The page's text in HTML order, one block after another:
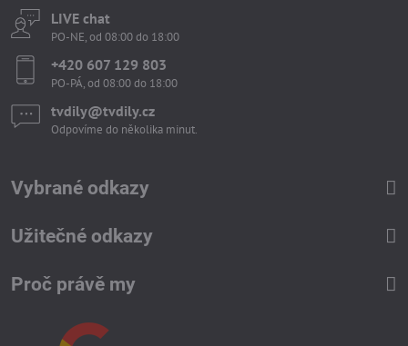
LIVE chat
PO-NE, od 08:00 do 18:00
+420 607 129 803
PO-PÁ, od 08:00 do 18:00
tvdily​@tvdily​.cz
Odpovíme do několika minut.
Vybrané odkazy
Užitečné odkazy
Proč právě my